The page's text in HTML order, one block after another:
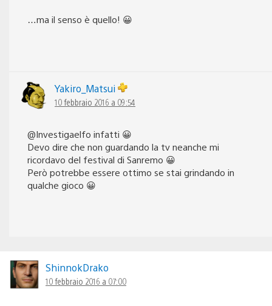
…ma il senso è quello! 😀
Yakiro_Matsui
10 febbraio 2016 a 09:54
@Investigaelfo infatti 😀
Devo dire che non guardando la tv neanche mi
ricordavo del festival di Sanremo 😀
Però potrebbe essere ottimo se stai grindando in
qualche gioco 😀
ShinnokDrako
10 febbraio 2016 a 07:00